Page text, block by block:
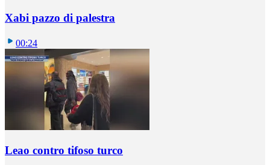
Xabi pazzo di palestra
00:24
Leao contro tifoso turco